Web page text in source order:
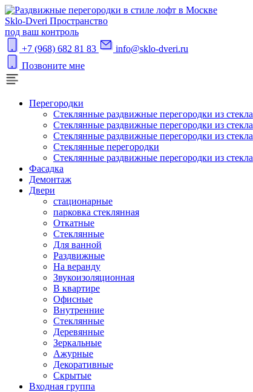
Sklo-Dveri Пространство
под ваш контроль
+7 (968) 682 81 83
info@sklo-dveri.ru
Позвоните мне
Перегородки
Стеклянные раздвижные перегородки из стекла
Стеклянные раздвижные перегородки из стекла
Стеклянные раздвижные перегородки из стекла
Стеклянные перегородки
Стеклянные раздвижные перегородки из стекла
Фасадка
Демонтаж
Двери
стационарные
парковка стеклянная
Откатные
Стеклянные
Для ванной
Раздвижные
На веранду
Звукоизоляционная
В квартире
Офисные
Внутренние
Стеклянные
Деревянные
Зеркальные
Ажурные
Декоративные
Скрытые
Входная группа